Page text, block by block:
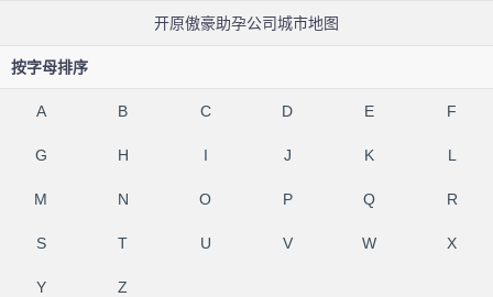
开原傲豪助孕公司城市地图
按字母排序
A B C D E F
G H I J K L
M N O P Q R
S T U V W X
Y Z